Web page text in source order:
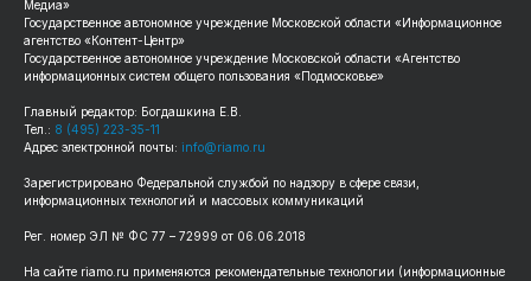
Медиа»
Государственное автономное учреждение Московской области «Информационное
агентство «Контент-Центр»
Государственное автономное учреждение Московской области «Агентство
информационных систем общего пользования «Подмосковье»
Главный редактор: Богдашкина Е.В.
Тел.: 8 (495) 223-35-11
Адрес электронной почты: info@riamo.ru
Зарегистрировано Федеральной службой по надзору в сфере связи,
информационных технологий и массовых коммуникаций
Рег. номер ЭЛ № ФС 77 – 72999 от 06.06.2018
На сайте riamo.ru применяются рекомендательные технологии (информационные